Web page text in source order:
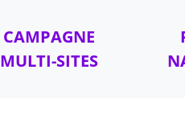
CAMPAGNE
MULTI-SITES